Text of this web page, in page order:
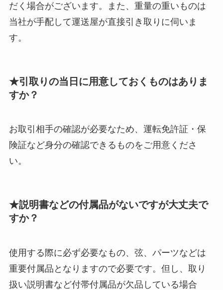
だく場合がございます。また、重量の重いものは
当社が手配して運送屋が直接引き取りに伺いま
す。
★引取りの当日に用意しておくものはありま
すか？
お取引相手の確認が必要なため、運転免許証・保
険証など身分の確認できるものをご用意くださ
い。
★説明書などの付属品がないですが大丈夫で
すか？
使用する際に必ず必要なもの、弦、パーツなどは
重要付属品となりますので必要です。但し、取り
扱い説明書など付帯付属品が欠品している場合